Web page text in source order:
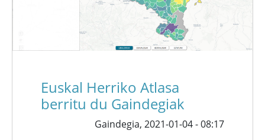
Euskal Herriko Atlasa
berritu du Gaindegiak
Gaindegia, 2021-01-04 - 08:17